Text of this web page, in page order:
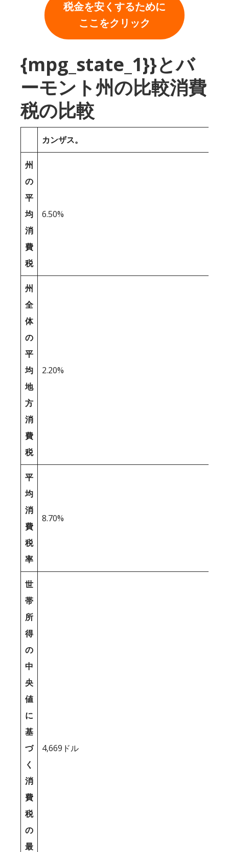
税金を安くするために
ここをクリック
{mpg_state_1}}とバ
ーモント州の比較消費
税の比較
カンザス。
州
の
平
均
消
費
税
6.50%
州
全
体
の
平
均
地
方
消
費
税
2.20%
平
均
消
費
税
率
8.70%
世
帯
所
得
の
中
央
値
に
基
づ
く
消
費
税
の
最
4,669ドル